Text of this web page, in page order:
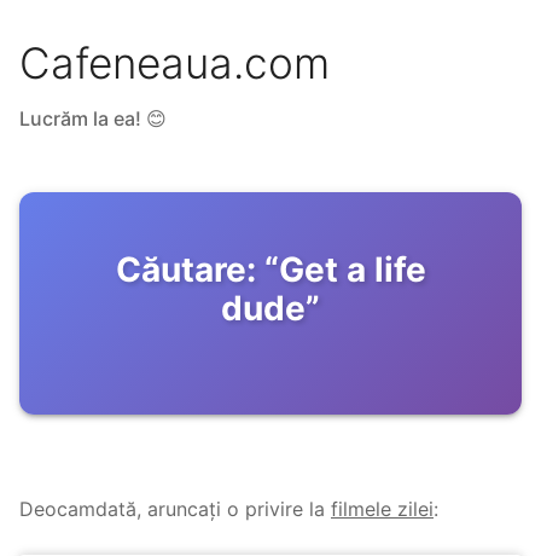
Cafeneaua.com
Lucrăm la ea! 😊
Căutare: “Get a life
dude”
Deocamdată, aruncați o privire la filmele zilei: